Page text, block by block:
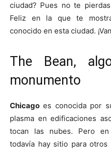
ciudad? Pues no te
Feliz en la que te
conocido en esta ciudad.
The Bean,
monumento
Chicago es conocida por
plasma en edificaciones
tocan las nubes. Pero
todavía hay sitio para